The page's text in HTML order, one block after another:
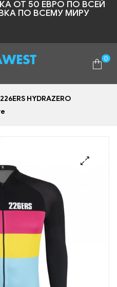
ОТ 50 ЕВРО ПО ВСЕЙ
ПО ВСЕМУ МИРУ
0
226ERS HYDRAZERO